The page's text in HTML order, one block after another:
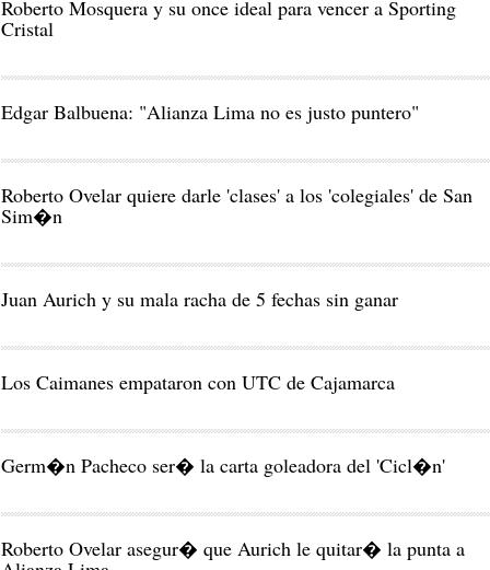
Roberto Mosquera y su once ideal para vencer a Sporting
Cristal
Edgar Balbuena: "Alianza Lima no es justo puntero"
Roberto Ovelar quiere darle 'clases' a los 'colegiales' de San
Sim�n
Juan Aurich y su mala racha de 5 fechas sin ganar
Los Caimanes empataron con UTC de Cajamarca
Germ�n Pacheco ser� la carta goleadora del 'Cicl�n'
Roberto Ovelar asegur� que Aurich le quitar� la punta a